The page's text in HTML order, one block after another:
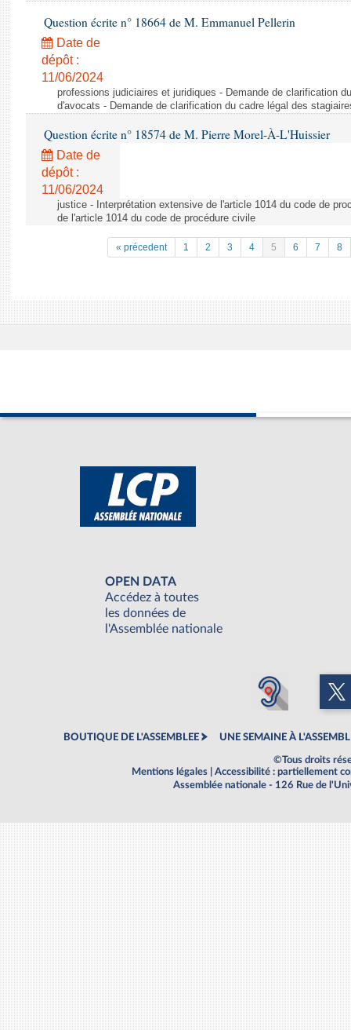
Question écrite n° 18664 de M. Emmanuel Pellerin
Date de
dépôt :
11/06/2024
professions judiciaires et juridiques - Demande de clarification
d'avocats - Demande de clarification du cadre légal des
Question écrite n° 18574 de M. Pierre Morel-À-L'Huissier
Date de
dépôt :
11/06/2024
justice - Interprétation extensive de l'article 1014 du code de
de l'article 1014 du code de procédure civile
« précedent 1 2 3 4 5 6 7 8
OPEN DATA
Accédez à toutes
les données de
l'Assemblée nationale
BOUTIQUE DE L'ASSEMBLEE UNE SEMAINE À
©Tous droits
Mentions légales
Accessibilité : partiellement
Assemblée nationale - 126 Rue de